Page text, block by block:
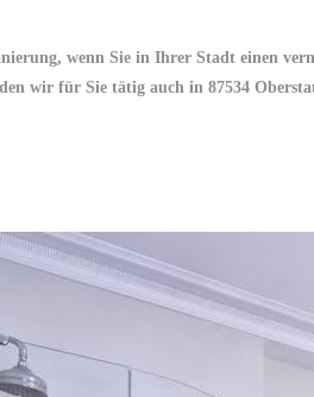
wenn Sie in Ihrer Stadt einen
wir für Sie tätig auch in 87534